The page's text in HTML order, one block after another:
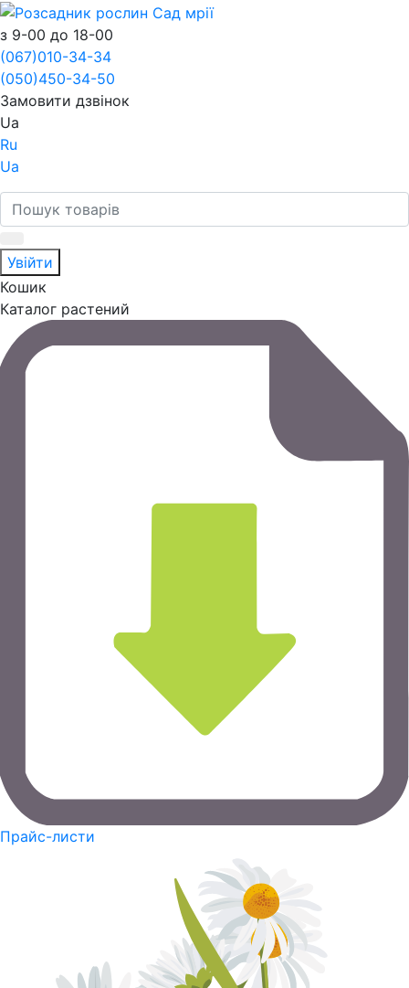
з 9-00 до 18-00
(067)010-34-34
(050)450-34-50
Замовити дзвінок
Ua
Ru
Ua
Увійти
Кошик
Каталог растений
Прайс-листи